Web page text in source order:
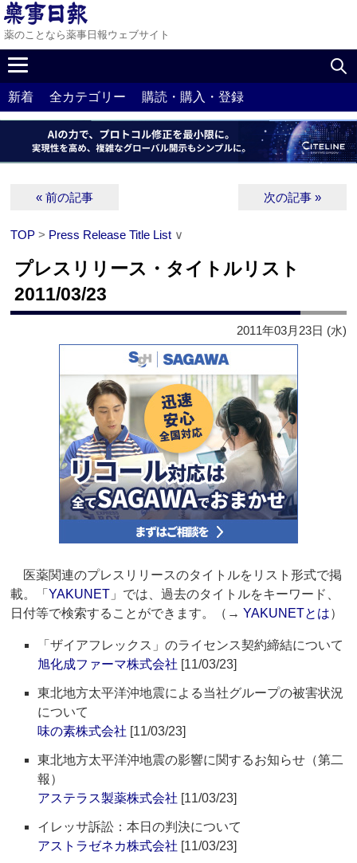
薬のことなら薬事日報ウェブサイト
新着 全カテゴリー 購読・購入・登録
« 前の記事 次の記事 »
TOP > Press Release Title List ∨
プレスリリース・タイトルリスト
2011/03/23
2011年03月23日 (水)
医薬関連のプレスリリースのタイトルをリスト形式で掲
載。「YAKUNET 」では、過去のタイトルをキーワード、
日付等で検索することができます。（→YAKUNETとは）
「ザイアフレックス」のライセンス契約締結について
旭化成ファーマ株式会社 [11/03/23]
東北地方太平洋沖地震による当社グループの被害状況
について
味の素株式会社 [11/03/23]
東北地方太平洋沖地震の影響に関するお知らせ（第二
報）
アステラス製薬株式会社 [11/03/23]
イレッサ訴訟：本日の判決について
アストラゼネカ株式会社 [11/03/23]